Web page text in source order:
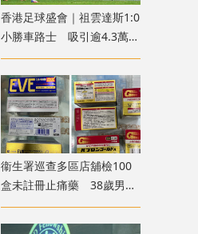
香港足球盛會｜祖雲達斯1:0
小勝車路士 吸引逾4.3萬球
迷入場
衞生署巡查多區店舖檢100
盒未註冊止痛藥 38歲男子
被捕